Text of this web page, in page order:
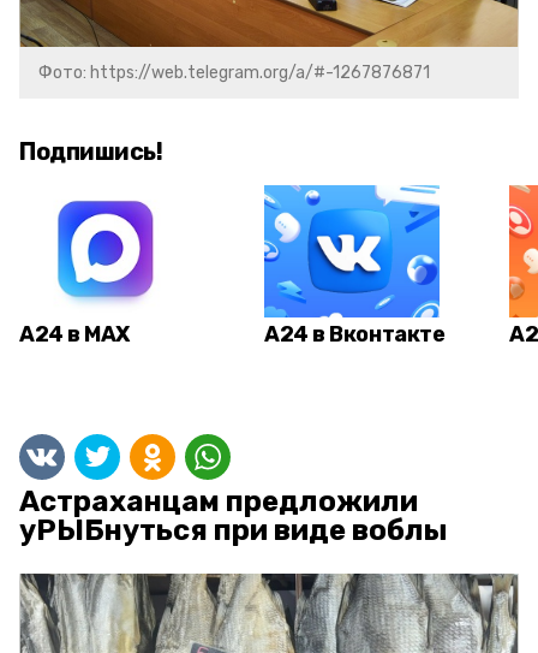
Фото: https://web.telegram.org/a/#-1267876871
Подпишись!
А24 в MAX А24 в Вконтакте
Астраханцам предложили
уРЫБнуться при виде воблы